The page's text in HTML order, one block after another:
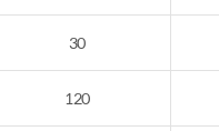
30
120